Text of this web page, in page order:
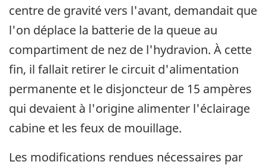
centre de gravité vers l'avant, demandait que
l'on déplace la batterie de la queue au
compartiment de nez de l'hydravion. À cette
fin, il fallait retirer le circuit d'alimentation
permanente et le disjoncteur de 15 ampères
qui devaient à l'origine alimenter l'éclairage
cabine et les feux de mouillage.
Les modifications rendues nécessaires par